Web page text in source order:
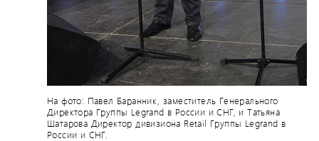
На фото: Павел Баранник, заместитель Генерального
Директора Группы Legrand в России и СНГ, и Татьяна
Шатарова Директор дивизиона Retail Группы Legrand в
России и СНГ.